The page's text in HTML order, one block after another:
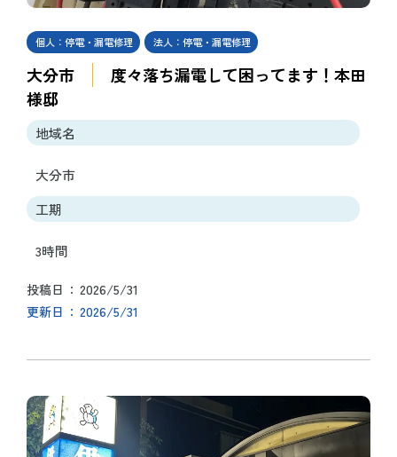
個人：停電・漏電修理 法人：停電・漏電修理
大分市
度々落ち漏電して困ってます！本田
様邸
地域名
大分市
工期
3時間
投稿日 2026/5/31
更新日 2026/5/31